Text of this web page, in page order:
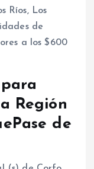
Ríos, Los
de
a los $600
Región
de